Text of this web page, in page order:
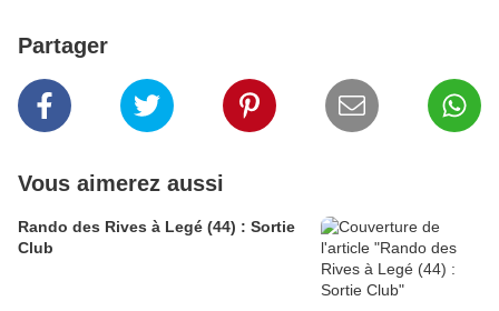
Partager
Vous aimerez aussi
Rando des Rives à Legé (44) : Sortie
Club